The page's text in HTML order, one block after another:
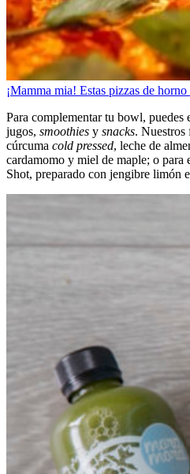
¡Mamma mia! Estas pizzas de
Para complementar tu bowl, puedes
jugos, smoothies y snacks.
cúrcuma cold pressed, leche de
cardamomo y miel de maple; o para
Shot, preparado con jengibre limón